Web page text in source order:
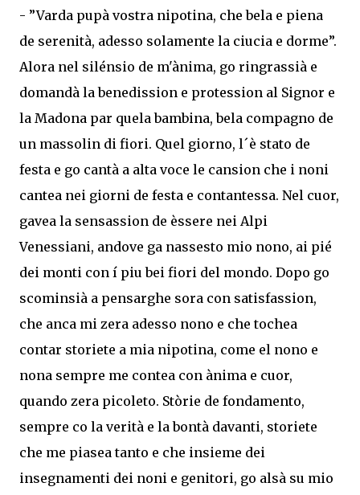
- ”Varda pupà vostra nipotina, che bela e piena
de serenità, adesso solamente la ciucia e dorme”.
Alora nel silénsio de m'ànima, go ringrassià e
domandà la benedission e protession al Signor e
la Madona par quela bambina, bela compagno de
un massolin di fiori. Quel giorno, l´è stato de
festa e go cantà a alta voce le cansion che i noni
cantea nei giorni de festa e contantessa. Nel cuor,
gavea la sensassion de èssere nei Alpi
Venessiani, andove ga nassesto mio nono, ai pié
dei monti con í piu bei fiori del mondo. Dopo go
scominsià a pensarghe sora con satisfassion,
che anca mi zera adesso nono e che tochea
contar storiete a mia nipotina, come el nono e
nona sempre me contea con ànima e cuor,
quando zera picoleto. Stòrie de fondamento,
sempre co la verità e la bontà davanti, storiete
che me piasea tanto e che insieme dei
insegnamenti dei noni e genitori, go alsà su mio